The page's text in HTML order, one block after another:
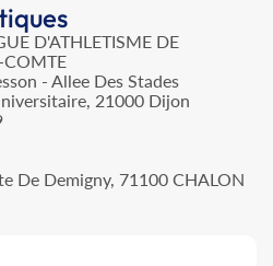
D'ATHLETISME DE
COMTE
- Allee Des Stades
21000 Dijon
De Demigny, 71100 CHALON